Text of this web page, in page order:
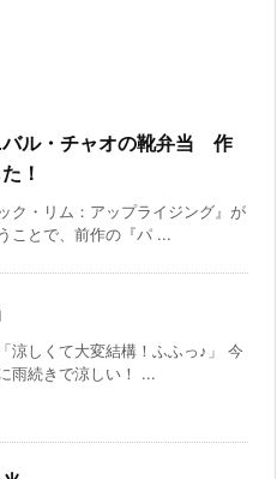
バル・チャオの靴弁当 作
！
ク・リム：アップライジング』が
ことで、前作の『パ ...
涼しくて大変結構！ふふっ♪」 今
雨続きで涼しい！ ...